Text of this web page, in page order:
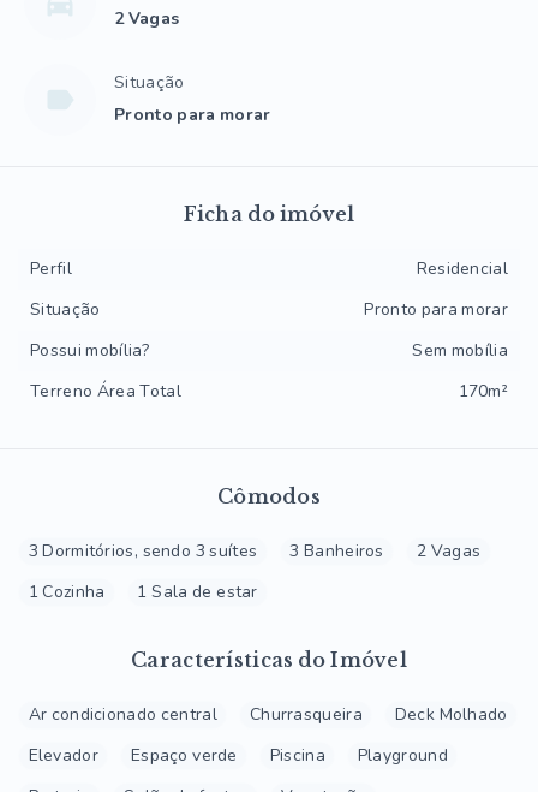
2 Vagas
Situação
Pronto para morar
Cômodos
3 Dormitórios, sendo 3 suítes 3 Banheiros
2 Vagas
1 Cozinha
1 Sala de estar
Características do Imóvel
Ar condicionado central Churrasqueira
Deck Molhado
Elevador
Espaço verde Piscina
Playground
Ficha do imóvel
Perfil
Residencial
Situação
Pronto para morar
Possui mobília?
Sem mobília
Terreno Área Total
170m²